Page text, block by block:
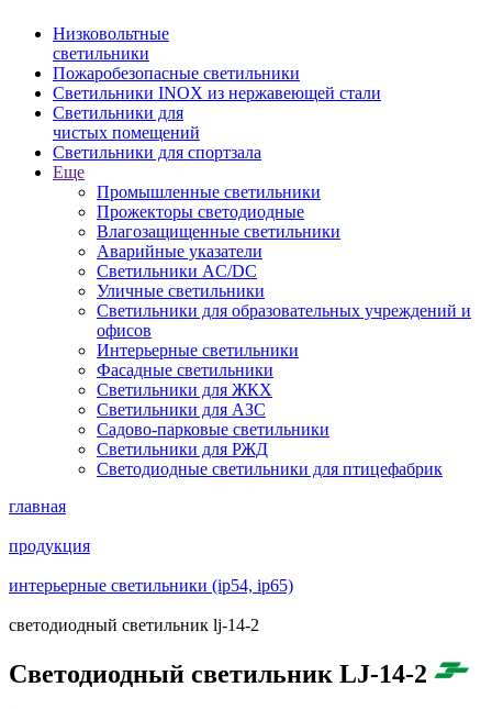
Низковольтные
светильники
Пожаробезопасные светильники
Светильники INOX из нержавеющей стали
Светильники для
чистых помещений
Светильники для спортзала
Еще
Промышленные светильники
Прожекторы светодиодные
Влагозащищенные светильники
Аварийные указатели
Светильники AC/DC
Уличные светильники
Светильники для образовательных учреждений и
офисов
Интерьерные светильники
Фасадные светильники
Светильники для ЖКХ
Светильники для АЗС
Садово-парковые светильники
Светильники для РЖД
Светодиодные светильники для птицефабрик
главная
продукция
интерьерные светильники (ip54, ip65)
светодиодный светильник lj-14-2
Светодиодный светильник LJ-14-2